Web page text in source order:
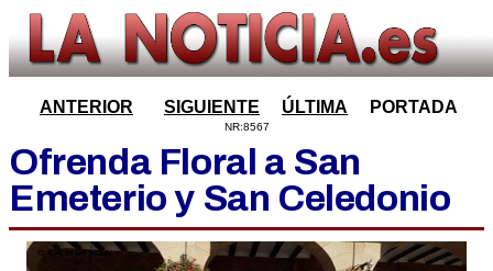
ANTERIOR SIGUIENTE ÚLTIMA PORTADA
NR:8567
Ofrenda Floral a San
Emeterio y San Celedonio